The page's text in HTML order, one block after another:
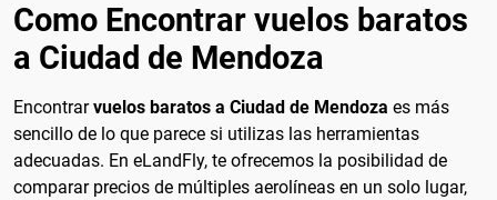
Como Encontrar vuelos baratos
a Ciudad de Mendoza
Encontrarvuelos baratos a Ciudad de Mendoza es más
sencillo de lo que parece si utilizas las herramientas
adecuadas. En eLandFly, te ofrecemos la posibilidad de
comparar precios de múltiples aerolíneas en un solo lugar,